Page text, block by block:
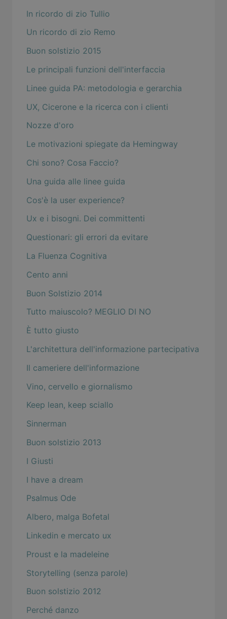
In ricordo di zio Tullio
Un ricordo di zio Remo
Buon solstizio 2015
Le principali funzioni dell'interfaccia
Linee guida PA: metodologia e gerarchia
UX, Cicerone e la ricerca con i clienti
Nozze d'oro
Le motivazioni spiegate da Hemingway
Chi sono? Cosa Faccio?
Una guida alle linee guida
Cos'è la user experience?
Ux e i bisogni. Dei committenti
Questionari: gli errori da evitare
La Fluenza Cognitiva
Cento anni
Buon Solstizio 2014
Tutto maiuscolo? MEGLIO DI NO
È tutto giusto
L'architettura dell'informazione partecipativa
Il cameriere dell'informazione
Vino, cervello e giornalismo
Keep lean, keep sciallo
Sinnerman
Buon solstizio 2013
I Giusti
I have a dream
Psalmus Ode
Albero, malga Bofetal
Linkedin e mercato ux
Proust e la madeleine
Storytelling (senza parole)
Buon solstizio 2012
Perché danzo